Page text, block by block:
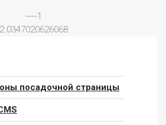
-----1
2.0347020626068
посадочной страницы